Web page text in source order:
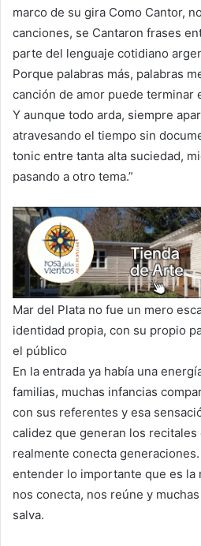
marco de su gira Como Cantor,
canciones, se Cantaron frases
parte del lenguaje cotidiano
Porque palabras más, palabras
canción de amor puede terminar
Y aunque todo arda, siempre
atravesando el tiempo sin
tonic entre tanta alta suciedad,
pasando a otro tema.”
Mar del Plata no fue un mero
identidad propia, con su propio
el público
En la entrada ya había una
familias, muchas infancias
con sus referentes y esa
calidez que generan los recitales
realmente conecta
entender lo importante que es la
nos conecta, nos reúne y
salva.